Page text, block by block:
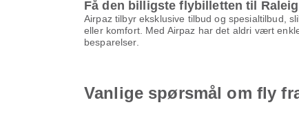
Få den billigste flybilletten til
Airpaz tilbyr eksklusive tilbud og spesialtilbud,
eller komfort. Med Airpaz har det aldri vært
besparelser.
Vanlige spørsmål om fly